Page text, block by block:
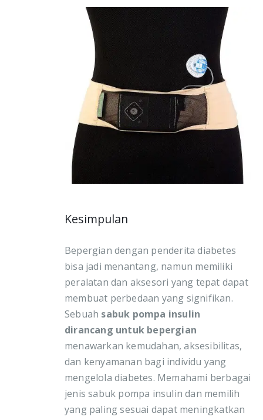
Kesimpulan
Bepergian dengan penderita diabetes
bisa jadi menantang, namun memiliki
peralatan dan aksesori yang tepat dapat
membuat perbedaan yang signifikan.
Sebuah sabuk pompa insulin
dirancang untuk bepergian
menawarkan kemudahan, aksesibilitas,
dan kenyamanan bagi individu yang
mengelola diabetes. Memahami berbagai
jenis sabuk pompa insulin dan memilih
yang paling sesuai dapat meningkatkan